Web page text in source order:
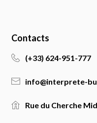
Contacts
(+33) 624-951-777
info@interprete-
Rue du Cherche